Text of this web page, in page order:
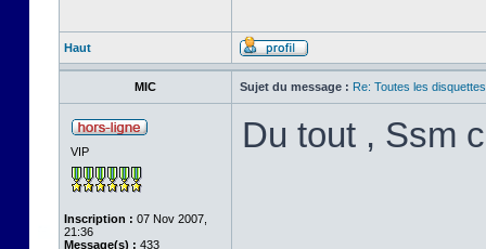
Haut
MIC Sujet du message : Re: Toutes les
VIP
Inscription : 07 Nov 2007,
21:36
Message(s) : 433
Du tout , Ssm